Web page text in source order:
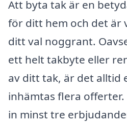
Att byta tak är en
för ditt hem och det är
ditt val noggrant.
ett helt takbyte eller
av ditt tak, är det alltid
inhämtas flera
in minst tre